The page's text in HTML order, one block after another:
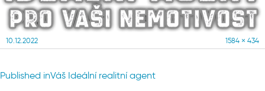
Posted
10.12.2022
Full
1584 × 434
Navigace
Published inVáš Ideální realitní agent